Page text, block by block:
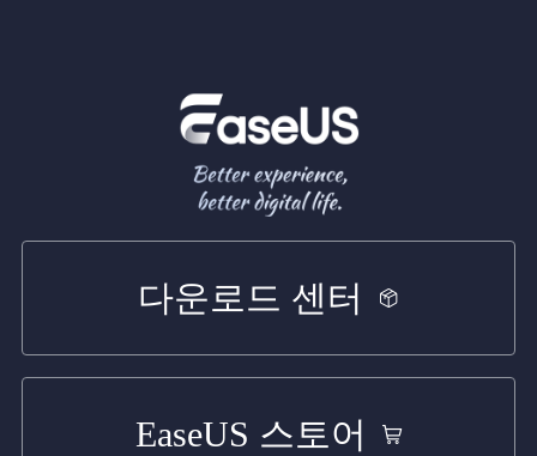
다운로드 센터
EaseUS 스토어